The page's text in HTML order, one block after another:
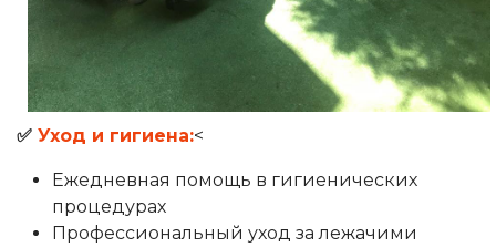
✅ Уход и гигиена:<
Ежедневная помощь в гигиенических
процедурах
Профессиональный уход за лежачими